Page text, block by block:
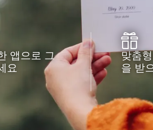
앱으로 그
요
맞춤
을 받